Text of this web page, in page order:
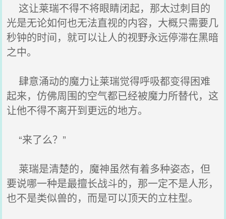
这让莱瑞不得不将眼睛闭起，那太过刺目的
光是无论如何也无法直视的内容，大概只需要几
秒钟的时间，就可以让人的视野永远停滞在黑暗
之中。
肆意涌动的魔力让莱瑞觉得呼吸都变得困难
起来，仿佛周围的空气都已经被魔力所替代，这
让他不得不离开到更远的地方。
“来了么？”
莱瑞是清楚的，魔神虽然有着多种姿态，但
要说哪一种是最擅长战斗的，那一定不是人形，
也不是类似兽的，而是可以顶天的立柱型。